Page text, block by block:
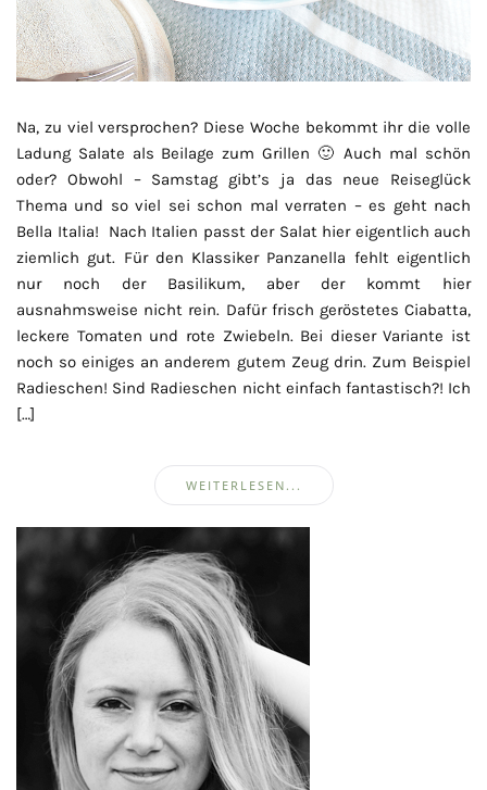
Na, zu viel versprochen? Diese Woche bekommt ihr die volle
Ladung Salate als Beilage zum Grillen 🙂 Auch mal schön
oder? Obwohl – Samstag gibt’s ja das neue Reiseglück
Thema und so viel sei schon mal verraten – es geht nach
Bella Italia! Nach Italien passt der Salat hier eigentlich auch
ziemlich gut. Für den Klassiker Panzanella fehlt eigentlich
nur noch der Basilikum, aber der kommt hier
ausnahmsweise nicht rein. Dafür frisch geröstetes Ciabatta,
leckere Tomaten und rote Zwiebeln. Bei dieser Variante ist
noch so einiges an anderem gutem Zeug drin. Zum Beispiel
Radieschen! Sind Radieschen nicht einfach fantastisch?! Ich
[…]
WEITERLESEN...